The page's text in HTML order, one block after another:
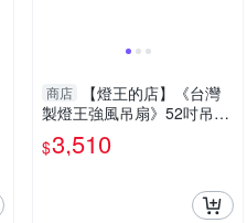
商店
【燈王的店】《台灣
製燈王強風吊扇》52吋吊扇
附遙控器(馬達保固十年) ☆
KS-195-RC
$3,510